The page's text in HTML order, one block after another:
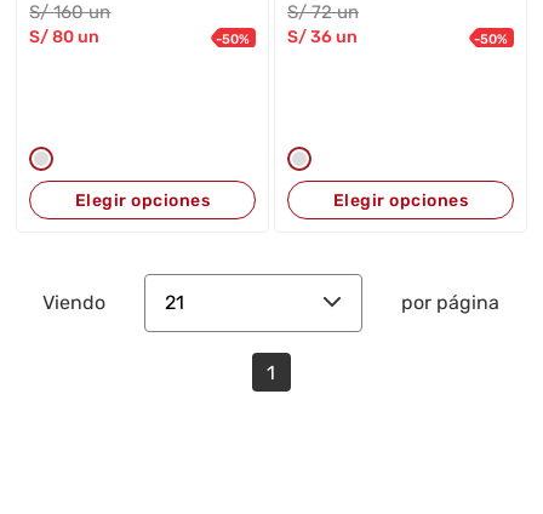
S/160 un
S/80 un -50%
Elegir opciones
S/72 un
S/36un -50%
Elegir opciones
Viendo 21 por página
1